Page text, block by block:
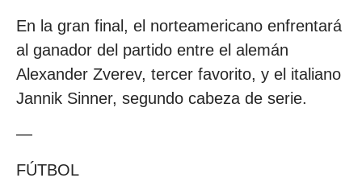
En la gran final, el norteamericano enfrentará
al ganador del partido entre el alemán
Alexander Zverev, tercer favorito, y el italiano
Jannik Sinner, segundo cabeza de serie.
—
FÚTBOL